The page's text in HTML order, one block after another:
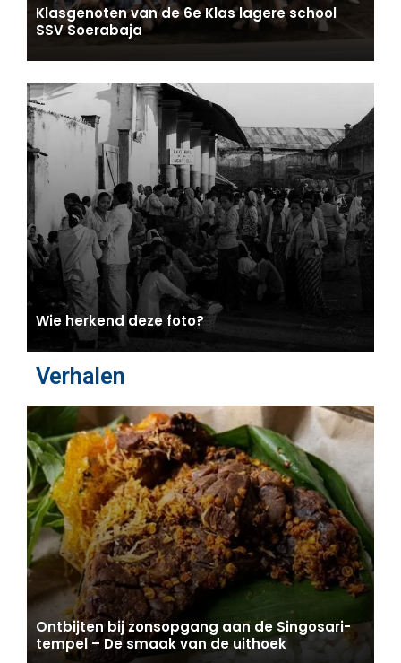
Klasgenoten van de 6e Klas lagere school
SSV Soerabaja
Wie herkend deze foto?
Verhalen
Ontbijten bij zonsopgang aan de Singosari-
tempel – De smaak van de uithoek